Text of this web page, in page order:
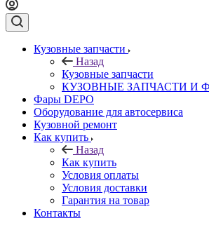
Кузовные запчасти
Назад
Кузовные запчасти
КУЗОВНЫЕ ЗАПЧАСТИ И
Фары DEPO
Оборудование для автосервиса
Кузовной ремонт
Как купить
Назад
Как купить
Условия оплаты
Условия доставки
Гарантия на товар
Контакты